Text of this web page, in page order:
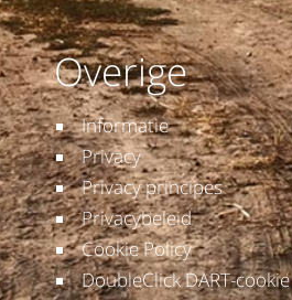
Overige
Informatie
Privacy
Privacy principes
Privacybeleid
Cookie Policy
DoubleClick DART-cookie